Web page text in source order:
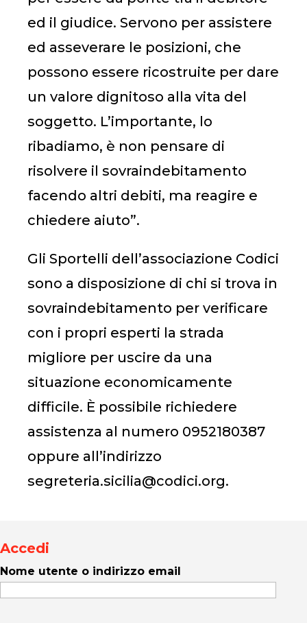
ed il giudice. Servono per assistere
ed asseverare le posizioni, che
possono essere ricostruite per dare
un valore dignitoso alla vita del
soggetto. L’importante, lo
ribadiamo, è non pensare di
risolvere il sovraindebitamento
facendo altri debiti, ma reagire e
chiedere aiuto”.
Gli Sportelli dell’associazione Codici
sono a disposizione di chi si trova in
sovraindebitamento per verificare
con i propri esperti la strada
migliore per uscire da una
situazione economicamente
difficile. È possibile richiedere
assistenza al numero 0952180387
oppure all’indirizzo
segreteria.sicilia@codici.org.
Accedi
Nome utente o indirizzo email